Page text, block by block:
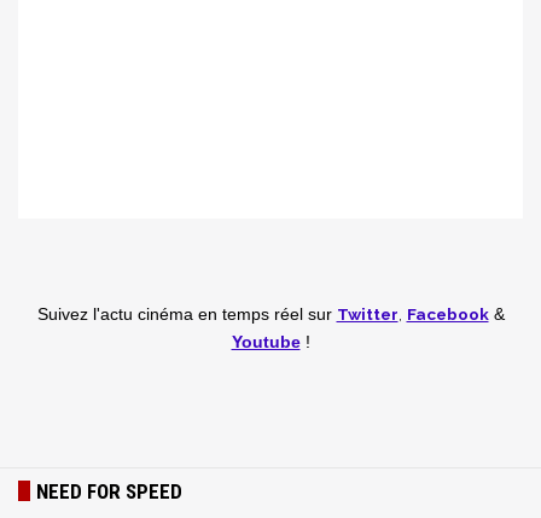
Suivez l'actu cinéma en temps réel sur Twitter Facebook&
Youtube!
NEED FOR SPEED